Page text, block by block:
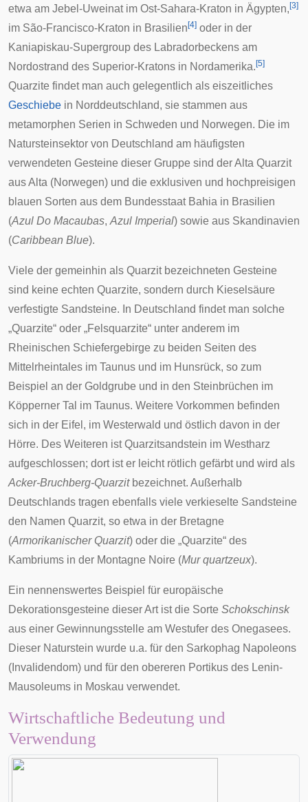
etwa am Jebel-Uweinat im Ost-Sahara-Kraton in Ägypten, [3]
im São-Francisco-Kraton in Brasilien [4] oder in der
Kaniapiskau-Supergroup des Labradorbeckens am
Nordostrand des Superior-Kratons in Nordamerika. [5]
Quarzite findet man auch gelegentlich als eiszeitliches
Geschiebe in Norddeutschland, sie stammen aus
metamorphen Serien in Schweden und Norwegen. Die im
Natursteinsektor von Deutschland am häufigsten
verwendeten Gesteine dieser Gruppe sind der Alta Quarzit
ausAlta (Norwegen) und die exklusiven und hochpreisigen
blauen Sorten aus dem Bundesstaat Bahia in Brasilien
(Azul Do Macaubas, Azul Imperial) sowie aus Skandinavien
(Caribbean Blue).
Viele der gemeinhin als Quarzit bezeichneten Gesteine
sind keine echten Quarzite, sondern durch Kieselsäure
verfestigte Sandsteine. In Deutschland findet man solche
„Quarzite“ oder „Felsquarzite“ unter anderem im
Rheinischen Schiefergebirge zu beiden Seiten des
Mittelrheintales im Taunus und im Hunsrück, so zum
Beispiel an der Goldgrube und in den Steinbrüchen im
Köpperner Tal im Taunus. Weitere Vorkommen befinden
sich in der Eifel , im Westerwald und östlich davon in der
Hörre. Des Weiteren ist Quarzitsandstein im Westharz
aufgeschlossen; dort ist er leicht rötlich gefärbt und wird als
Acker-Bruchberg-Quarzitbezeichnet. Außerhalb
Deutschlands tragen ebenfalls viele verkieselte Sandsteine
den Namen Quarzit, so etwa in der Bretagne
(Armorikanischer Quarzit) oder die „Quarzite“ des
Kambriums in der Montagne Noire (Mur quartzeux).
Ein nennenswertes Beispiel für europäische
Dekorationsgesteine dieser Art ist die Sorte Schokschinsk
aus einer Gewinnungsstelle am Westufer des Onegasees.
Dieser Naturstein wurde u.a. für den Sarkophag Napoleons
( Invalidendom) und für den obereren Portikus des Lenin-
Mausoleums in Moskau verwendet.
Wirtschaftliche Bedeutung und
Verwendung